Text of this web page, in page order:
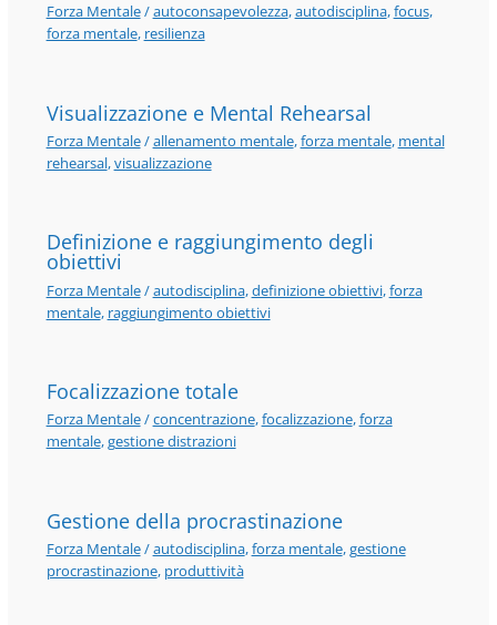
Forza Mentale/autoconsapevolezza,autodisciplina,focus,
forza mentale, resilienza
Visualizzazione e Mental Rehearsal
Forza Mentale/allenamento mentale,forza mentale, mental
rehearsal,visualizzazione
Definizione e raggiungimento degli
obiettivi
Forza Mentale/autodisciplina,definizione obiettivi,forza
mentale, raggiungimento obiettivi
Focalizzazione totale
Forza Mentale/concentrazione,focalizzazione,forza
mentale,gestione distrazioni
Gestione della procrastinazione
Forza Mentale/autodisciplina,forza mentale,gestione
procrastinazione, produttività